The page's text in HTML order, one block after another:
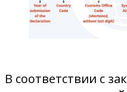
В соответствии с